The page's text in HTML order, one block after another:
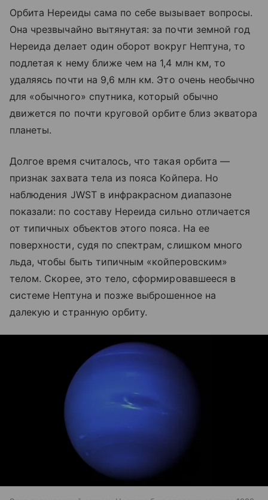
Орбита Нереиды сама по себе вызывает вопросы.
Она чрезвычайно вытянутая: за почти земной год
Нереида делает один оборот вокруг Нептуна, то
подлетая к нему ближе чем на 1,4 млн км, то
удаляясь почти на 9,6 млн км. Это очень необычно
для «обычного» спутника, который обычно
движется по почти круговой орбите близ экватора
планеты.
Долгое время считалось, что такая орбита —
признак захвата тела из пояса Койпера. Но
наблюдения JWST в инфракрасном диапазоне
показали: по составу Нереида сильно отличается
от типичных объектов этого пояса. На ее
поверхности, судя по спектрам, слишком много
льда, чтобы быть типичным «койперовским»
телом. Скорее, это тело, сформировавшееся в
системе Нептуна и позже выброшенное на
далекую и странную орбиту.